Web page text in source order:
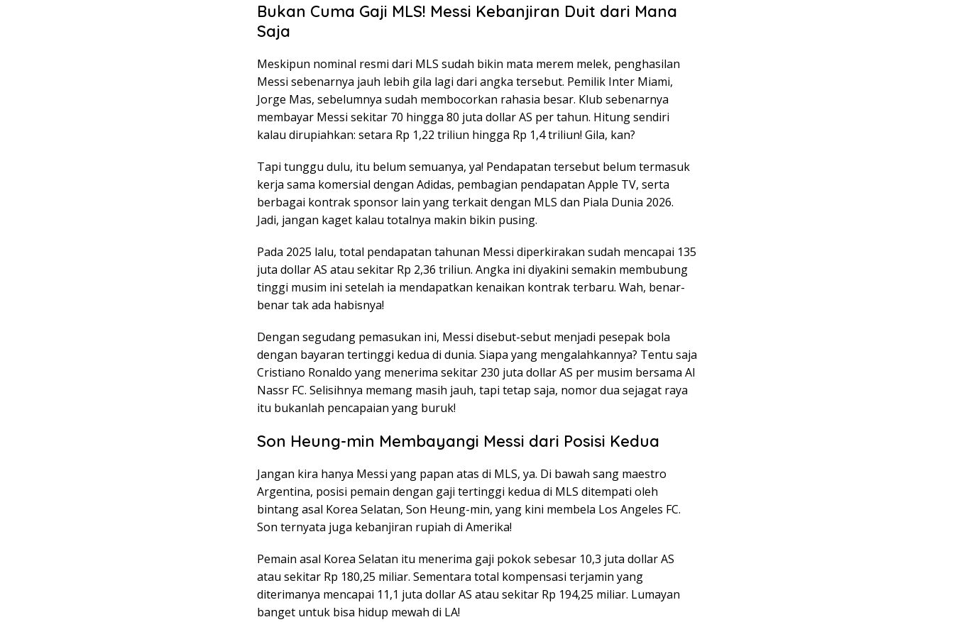
Bukan Cuma Gaji MLS! Messi Kebanjiran Duit dari Mana
Saja
Meskipun nominal resmi dari MLS sudah bikin mata merem melek, penghasilan
Messi sebenarnya jauh lebih gila lagi dari angka tersebut. Pemilik Inter Miami,
Jorge Mas, sebelumnya sudah membocorkan rahasia besar. Klub sebenarnya
membayar Messi sekitar 70 hingga 80 juta dollar AS per tahun. Hitung sendiri
kalau dirupiahkan: setara Rp 1,22 triliun hingga Rp 1,4 triliun! Gila, kan?
Tapi tunggu dulu, itu belum semuanya, ya! Pendapatan tersebut belum termasuk
kerja sama komersial dengan Adidas, pembagian pendapatan Apple TV, serta
berbagai kontrak sponsor lain yang terkait dengan MLS dan Piala Dunia 2026.
Jadi, jangan kaget kalau totalnya makin bikin pusing.
Pada 2025 lalu, total pendapatan tahunan Messi diperkirakan sudah mencapai 135
juta dollar AS atau sekitar Rp 2,36 triliun. Angka ini diyakini semakin membubung
tinggi musim ini setelah ia mendapatkan kenaikan kontrak terbaru. Wah, benar-
benar tak ada habisnya!
Dengan segudang pemasukan ini, Messi disebut-sebut menjadi pesepak bola
dengan bayaran tertinggi kedua di dunia. Siapa yang mengalahkannya? Tentu saja
Cristiano Ronaldo yang menerima sekitar 230 juta dollar AS per musim bersama Al
Nassr FC. Selisihnya memang masih jauh, tapi tetap saja, nomor dua sejagat raya
itu bukanlah pencapaian yang buruk!
Son Heung-min Membayangi Messi dari Posisi Kedua
Jangan kira hanya Messi yang papan atas di MLS, ya. Di bawah sang maestro
Argentina, posisi pemain dengan gaji tertinggi kedua di MLS ditempati oleh
bintang asal Korea Selatan, Son Heung-min, yang kini membela Los Angeles FC.
Son ternyata juga kebanjiran rupiah di Amerika!
Pemain asal Korea Selatan itu menerima gaji pokok sebesar 10,3 juta dollar AS
atau sekitar Rp 180,25 miliar. Sementara total kompensasi terjamin yang
diterimanya mencapai 11,1 juta dollar AS atau sekitar Rp 194,25 miliar. Lumayan
banget untuk bisa hidup mewah di LA!